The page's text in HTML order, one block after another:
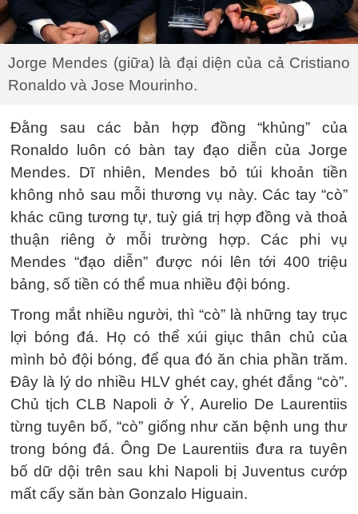
Jorge Mendes (giữa) là đại diện của cả Cristiano
Ronaldo và Jose Mourinho.
Đằng sau các bản hợp đồng “khủng” của
Ronaldo luôn có bàn tay đạo diễn của Jorge
Mendes. Dĩ nhiên, Mendes bỏ túi khoản tiền
không nhỏ sau mỗi thương vụ này. Các tay “cò”
khác cũng tương tự, tuỳ giá trị hợp đồng và thoả
thuận riêng ở mỗi trường hợp. Các phi vụ
Mendes “đạo diễn” được nói lên tới 400 triệu
bảng, số tiền có thể mua nhiều đội bóng.
Trong mắt nhiều người, thì “cò” là những tay trục
lợi bóng đá. Họ có thể xúi giục thân chủ của
mình bỏ đội bóng, để qua đó ăn chia phần trăm.
Đây là lý do nhiều HLV ghét cay, ghét đắng “cò”.
Chủ tịch CLB Napoli ở Ý, Aurelio De Laurentiis
từng tuyên bố, “cò” giống như căn bệnh ung thư
trong bóng đá. Ông De Laurentiis đưa ra tuyên
bố dữ dội trên sau khi Napoli bị Juventus cướp
mất cấy săn bàn Gonzalo Higuain.